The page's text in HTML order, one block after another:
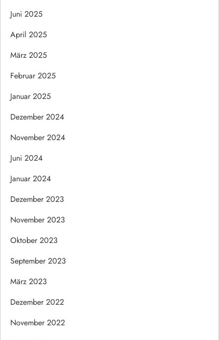
Juni 2025
April 2025
März 2025
Februar 2025
Januar 2025
Dezember 2024
November 2024
Juni 2024
Januar 2024
Dezember 2023
November 2023
Oktober 2023
September 2023
März 2023
Dezember 2022
November 2022